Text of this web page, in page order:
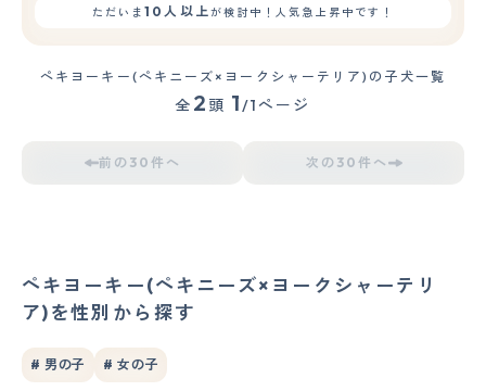
ただいま10人以上が検討中！人気急上昇中です！
ペキヨーキー(ペキニーズ×ヨークシャーテリア)の子犬一覧
全 2 頭 1/1ページ
前の30件へ 次の30件へ
ペキヨーキー(ペキニーズ×ヨークシャーテリ
ア)を性別から探す
# 男の子 # 女の子